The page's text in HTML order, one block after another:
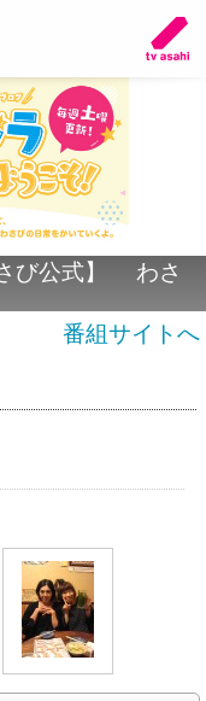
び公式】 わさ
番組サイトへ